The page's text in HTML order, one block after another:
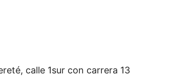
calle 1sur con carrera 13